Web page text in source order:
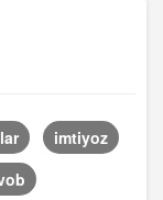
imtiyoz